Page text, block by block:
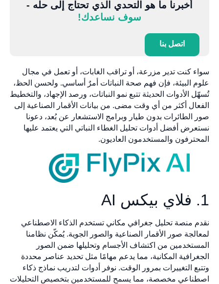
أخبرنا ما هو التحدي الذي تحتاج إلى حله -
سوف نساعدك!
اتصل بنا
سواء كنت تدير مزرعة، أو تراقب الغابات، أو تعمل في مجال
علوم البيئة، فإن فهم صحة النباتات أمرٌ أساسي. ولحسن الحظ،
تُسهّل الأدوات الحديثة تتبع نمو النباتات، ورصد الإجهاد، والتخطيط
الفعال أكثر من أي وقت مضى. من بيانات الأقمار الصناعية إلى
صور الطائرات بدون طيار وبرامج الاستشعار عن بُعد، دعونا
نستعرض أفضل أدوات تحليل الغطاء النباتي التي يعتمد عليها
المحترفون والمستخدمون العاديون.
1. فلاي بيكس AI
نقدم منصة تحليل جغرافي مكاني تستخدم الذكاء الاصطناعي
لمعالجة صور الأقمار الصناعية والصور الجوية. يُمكّن نظامنا
المستخدمين من اكتشاف الأجسام وتحليلها ضمن الصور
الجغرافية المكانية، مما يدعم مهامًا مثل تحديد عناصر محددة
وتتبع التغييرات بمرور الوقت. نوفر أدوات لتدريب نماذج ذكاء
اصطناعي مخصصة، مما يسمح للمستخدمين بتخصيص التحليلات